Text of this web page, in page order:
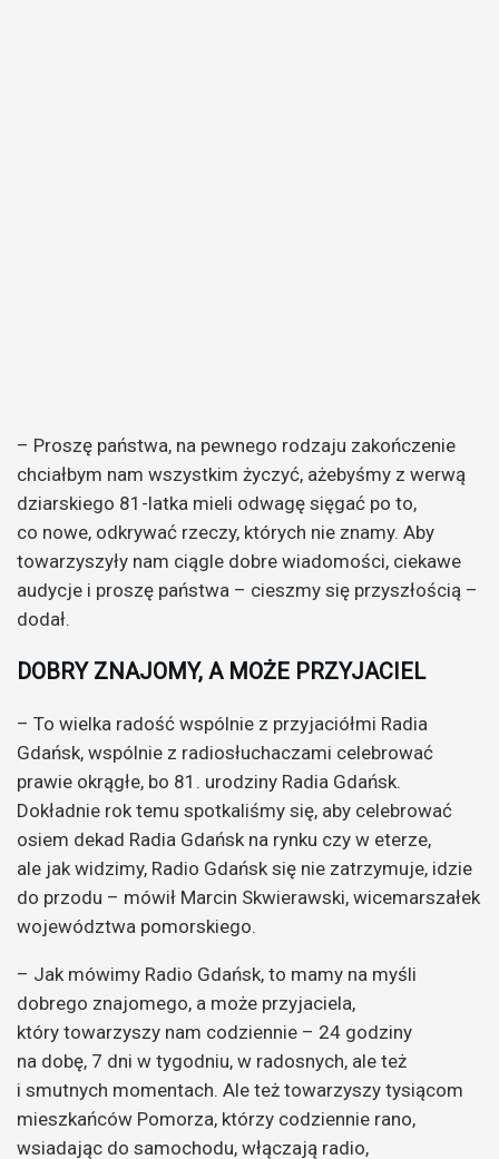
– Proszę państwa, na pewnego rodzaju zakończenie
chciałbym nam wszystkim życzyć, ażebyśmy z werwą
dziarskiego 81-latka mieli odwagę sięgać po to,
co nowe, odkrywać rzeczy, których nie znamy. Aby
towarzyszyły nam ciągle dobre wiadomości, ciekawe
audycje i proszę państwa – cieszmy się przyszłością –
dodał.
DOBRY ZNAJOMY, A MOŻE PRZYJACIEL
– To wielka radość wspólnie z przyjaciółmi Radia
Gdańsk, wspólnie z radiosłuchaczami celebrować
prawie okrągłe, bo 81. urodziny Radia Gdańsk.
Dokładnie rok temu spotkaliśmy się, aby celebrować
osiem dekad Radia Gdańsk na rynku czy w eterze,
ale jak widzimy, Radio Gdańsk się nie zatrzymuje, idzie
do przodu – mówił Marcin Skwierawski, wicemarszałek
województwa pomorskiego.
– Jak mówimy Radio Gdańsk, to mamy na myśli
dobrego znajomego, a może przyjaciela,
który towarzyszy nam codziennie – 24 godziny
na dobę, 7 dni w tygodniu, w radosnych, ale też
i smutnych momentach. Ale też towarzyszy tysiącom
mieszkańców Pomorza, którzy codziennie rano,
wsiadając do samochodu, włączają radio,